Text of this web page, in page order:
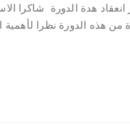
هدة الدورة شاكرا
من هذه الدورة نظرا